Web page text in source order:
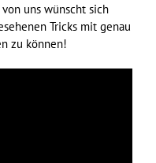
uns wünscht sich
Tricks mit genau
zu können!